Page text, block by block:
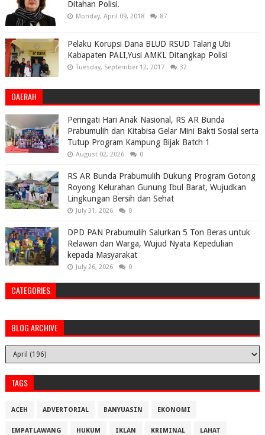
Ditahan Polisi.
Monday, April 09, 2018 87
Pelaku Korupsi Dana BLUD RSUD Talang Ubi
Kabapaten PALI,Yusi AMKL Ditangkap Polisi
Tuesday, September 12, 2017 32
DAERAH
Peringati Hari Anak Nasional, RS AR Bunda
Prabumulih dan Kitabisa Gelar Mini Bakti Sosial serta
Tutup Program Kampung Bijak Batch 1
August 02, 2026 0
RS AR Bunda Prabumulih Dukung Program Gotong
Royong Kelurahan Gunung Ibul Barat, Wujudkan
Lingkungan Bersih dan Sehat
July 31, 2026 0
DPD PAN Prabumulih Salurkan 5 Ton Beras untuk
Relawan dan Warga, Wujud Nyata Kepedulian
kepada Masyarakat
July 26, 2026 0
CATEGORIES
BLOG ARCHIVE
TAGS
ACEH ADVERTORIAL BANYUASIN EKONOMI
EMPATLAWANG HUKUM IKLAN KRIMINAL LAHAT